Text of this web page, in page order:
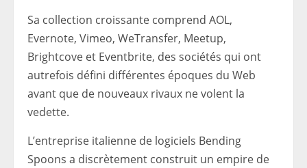
Sa collection croissante comprend AOL,
Evernote, Vimeo, WeTransfer, Meetup,
Brightcove et Eventbrite, des sociétés qui ont
autrefois défini différentes époques du Web
avant que de nouveaux rivaux ne volent la
vedette.
L’entreprise italienne de logiciels Bending
Spoons a discrètement construit un empire de